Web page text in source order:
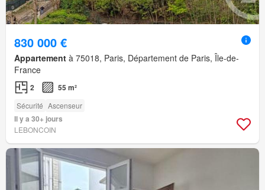
830 000 €
Appartement à 75018, Paris, Département de Paris, Île-de-
France
2 55 m²
Sécurité Ascenseur
Il y a 30+ jours
LEBONCOIN